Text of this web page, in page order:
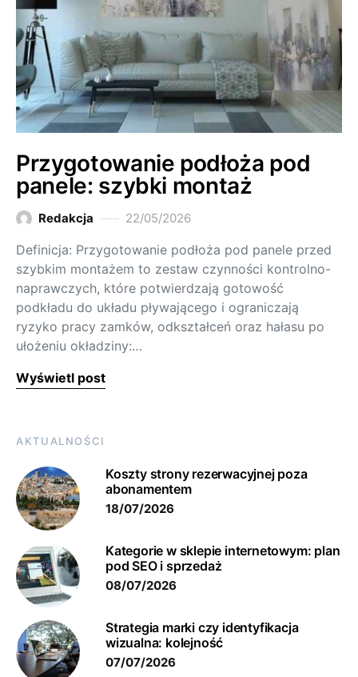
Przygotowanie podłoża pod
panele: szybki montaż
Redakcja 22/05/2026
Definicja: Przygotowanie podłoża pod panele przed
szybkim montażem to zestaw czynności kontrolno-
naprawczych, które potwierdzają gotowość
podkładu do układu pływającego i ograniczają
ryzyko pracy zamków, odkształceń oraz hałasu po
ułożeniu okładziny:…
Wyświetl post
AKTUALNOŚCI
Koszty strony rezerwacyjnej poza
abonamentem
18/07/2026
Kategorie w sklepie internetowym: plan
pod SEO i sprzedaż
08/07/2026
Strategia marki czy identyfikacja
wizualna: kolejność
07/07/2026